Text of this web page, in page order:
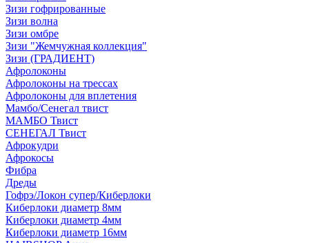
Зизи гофрированные
Зизи волна
Зизи омбре
Зизи "Жемчужная коллекция"
Зизи (ГРАДИЕНТ)
Афролоконы
Афролоконы на трессах
Афролоконы для вплетения
Мамбо/Сенегал твист
МАМБО Твист
СЕНЕГАЛ Твист
Афрокудри
Афрокосы
Фибра
Дреды
Гофрэ/Локон супер/Киберлоки
Киберлоки диаметр 8мм
Киберлоки диаметр 4мм
Киберлоки диаметр 16мм